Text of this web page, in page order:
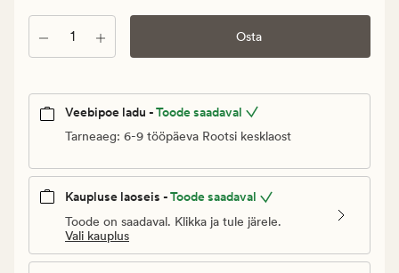
Kogus Osta
Veebipoe ladu -Toode saadaval
Tarneaeg: 6-9 tööpäeva Rootsi kesklaost
Kaupluse laoseis -Toode saadaval
Toode on saadaval. Klikka ja tule järele.
Vali kauplus